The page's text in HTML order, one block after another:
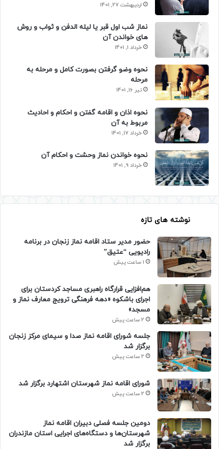
اردیبهشت 27, 1401
نماز شب اول قبر یا لیله الدفن و ثواب و روش
های خواندن آن
خرداد 1, 1401
نحوه وضو گرفتن بصورت کامل و مرحله به
مرحله
تیر 16, 1401
نحوه اذان و اقامه گفتن و احکام و احادیث
مربوط به آن
خرداد 17, 1401
نحوه خواندن نماز وحشت و احکام آن
خرداد 9, 1401
نوشته های تازه
حضور مدیر ستاد اقامه نماز زنجان در برنامه
رادیویی “عتیق”
1 ساعت پیش
هم‌افزایی قرارگاه راهبری مساجد کردستان برای
اجرای باشکوه «دهه فرهنگی ترویج معارف نماز و
مسجد»
2 ساعت پیش
جلسه شورای اقامه نماز صدا و سیمای مرکز زنجان
برگزار شد
2 ساعت پیش
شورای اقامه نماز شهرستان اشتهارد برگزار شد
2 ساعت پیش
دومین جلسه فصلی دبیران اقامه نماز
شهرستان‌ها و دستگاه‌های اجرایی استان مازندران
برگزار شد